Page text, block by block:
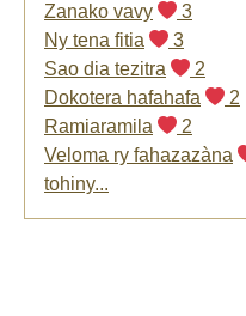
Zanako vavy
3
Ny tena fitia
3
Sao dia tezitra
2
Dokotera hafahafa
2
Ramiaramila
2
Veloma ry fahazazàna
tohiny...